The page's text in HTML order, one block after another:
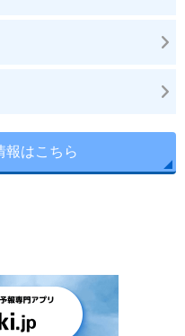
報はこちら